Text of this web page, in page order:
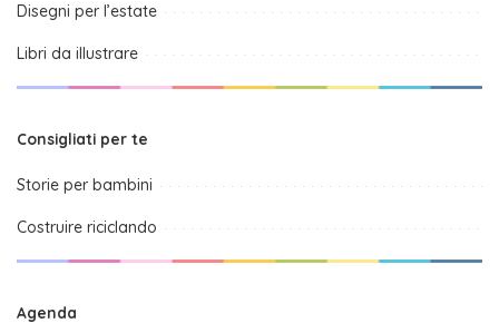
Disegni per l’estate
Libri da illustrare
Consigliati per te
Storie per bambini
Costruire riciclando
Agenda